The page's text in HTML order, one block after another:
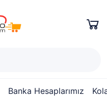
Banka Hesaplarımız